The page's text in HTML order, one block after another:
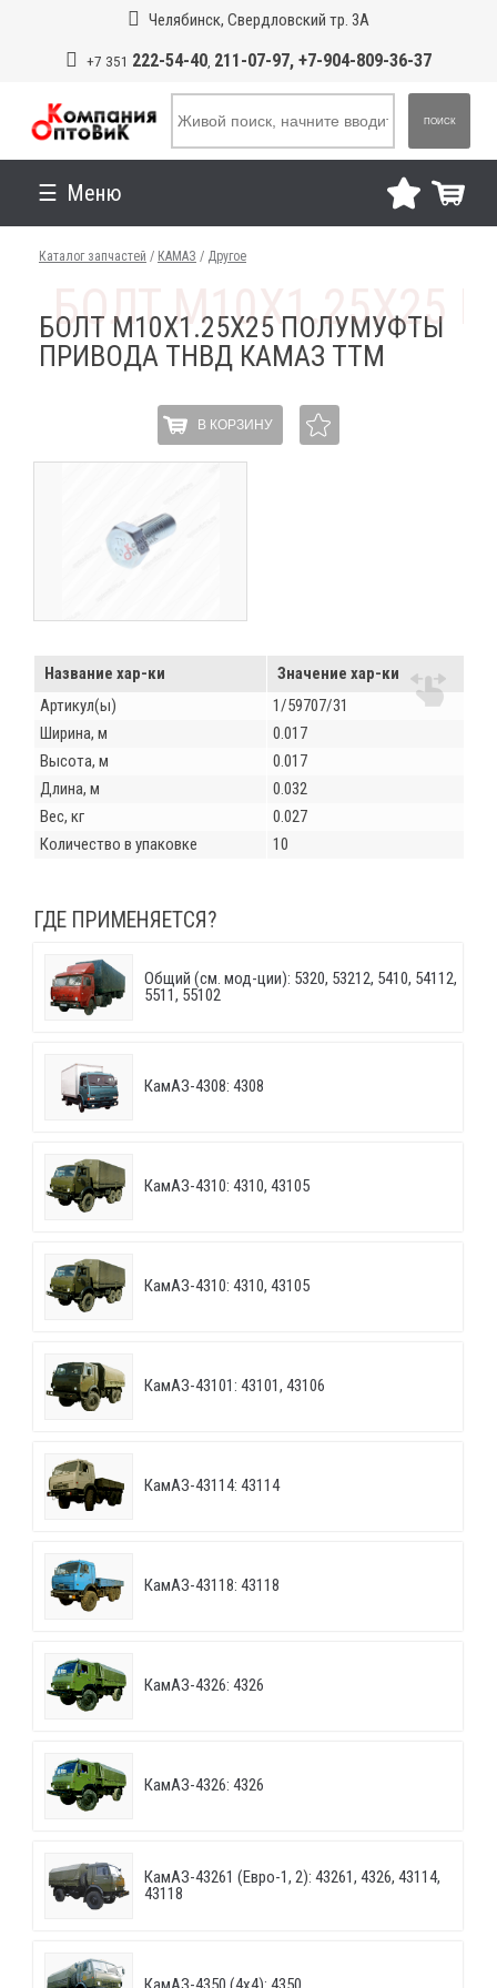
Челябинск, Свердловский тр. 3А
+7 351 222-54-40, 211-07-97, +7-904-809-36-37
ПОИСК
Меню
Каталог запчастей / КАМАЗ / Другое
БОЛТ М10Х1.25Х25 ПОЛУМУФТЫ
ПРИВОДА ТНВД КАМАЗ ТТМ
В КОРЗИНУ
Название хар-ки
Значение хар-ки
Артикул(ы)
1/59707/31
Ширина, м
0.017
Высота, м
0.017
Длина, м
0.032
Вес, кг
0.027
Количество в упаковке
10
ГДЕ ПРИМЕНЯЕТСЯ?
Общий (см. мод-ции): 5320, 53212, 5410, 54112,
5511, 55102
КамАЗ-4308: 4308
КамАЗ-4310: 4310, 43105
КамАЗ-4310: 4310, 43105
КамАЗ-43101: 43101, 43106
КамАЗ-43114: 43114
КамАЗ-43118: 43118
КамАЗ-4326: 4326
КамАЗ-4326: 4326
КамАЗ-43261 (Евро-1, 2): 43261, 4326, 43114,
43118